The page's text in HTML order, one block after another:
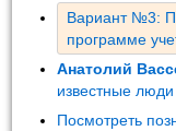
Вариант №3:
программе
Анатолий
известные
Посмотреть